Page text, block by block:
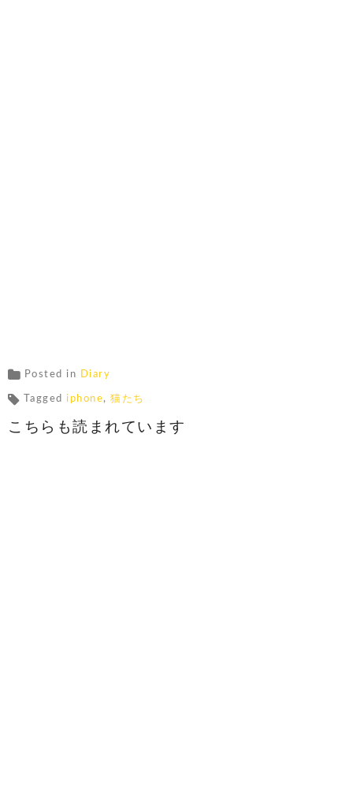
Posted in Diary
Tagged iphone, 猫たち
こちらも読まれています